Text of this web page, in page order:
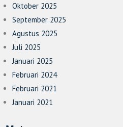
Oktober 2025
September 2025
Agustus 2025
Juli 2025
Januari 2025
Februari 2024
Februari 2021
Januari 2021